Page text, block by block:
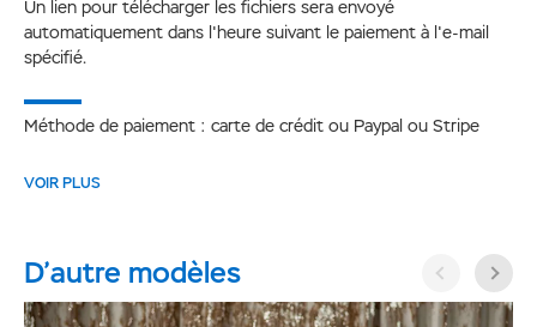
Un lien pour télécharger les fichiers sera envoyé
automatiquement dans l'heure suivant le paiement à l'e-mail
spécifié.
Méthode de paiement : carte de crédit ou Paypal ou Stripe
VOIR PLUS
D’autre modèles